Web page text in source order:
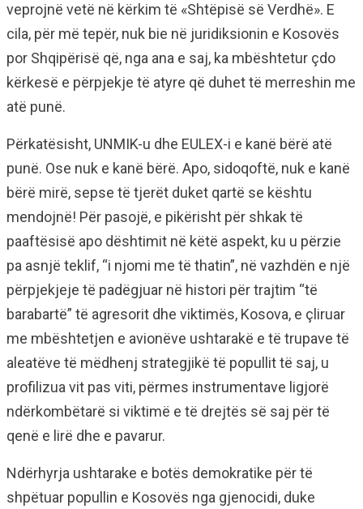
veprojnë vetë në kërkim të «Shtëpisë së Verdhë». E
cila, për më tepër, nuk bie në juridiksionin e Kosovës
por Shqipërisë që, nga ana e saj, ka mbështetur çdo
kërkesë e përpjekje të atyre që duhet të merreshin me
atë punë.
Përkatësisht, UNMIK-u dhe EULEX-i e kanë bërë atë
punë. Ose nuk e kanë bërë. Apo, sidoqoftë, nuk e kanë
bërë mirë, sepse të tjerët duket qartë se kështu
mendojnë! Për pasojë, e pikërisht për shkak të
paaftësisë apo dështimit në këtë aspekt, ku u përzie
pa asnjë teklif, “i njomi me të thatin”, në vazhdën e një
përpjekjeje të padëgjuar në histori për trajtim “të
barabartë” të agresorit dhe viktimës, Kosova, e çliruar
me mbështetjen e avionëve ushtarakë e të trupave të
aleatëve të mëdhenj strategjikë të popullit të saj, u
profilizua vit pas viti, përmes instrumentave ligjorë
ndërkombëtarë si viktimë e të drejtës së saj për të
qenë e lirë dhe e pavarur.
Ndërhyrja ushtarake e botës demokratike për të
shpëtuar popullin e Kosovës nga gjenocidi, duke